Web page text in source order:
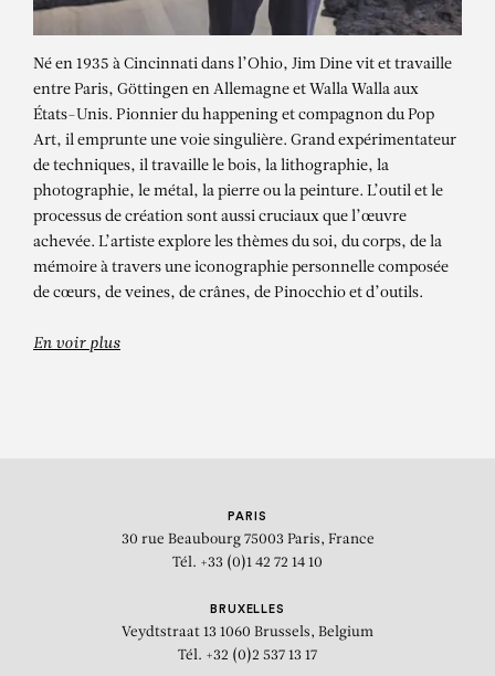
JIM DINE
Muscle and Salt, Art Parcours –
Né en 1935 à Cincinnati dans l’Ohio, Jim Dine vit et travaille
entre Paris, Göttingen en Allemagne et Walla Walla aux
États-Unis. Pionnier du happening et compagnon du Pop
Art, il emprunte une voie singulière. Grand expérimentateur
de techniques, il travaille le bois, la lithographie, la
photographie, le métal, la pierre ou la peinture. L’outil et le
processus de création sont aussi cruciaux que l’œuvre
achevée. L’artiste explore les thèmes du soi, du corps, de la
mémoire à travers une iconographie personnelle composée
de cœurs, de veines, de crânes, de Pinocchio et d’outils.
En voir plus
PARIS
30 rue Beaubourg 75003 Paris, France
Tél. +33 (0)1 42 72 14 10
BRUXELLES
Veydtstraat 13 1060 Brussels, Belgium
Tél. +32 (0)2 537 13 17